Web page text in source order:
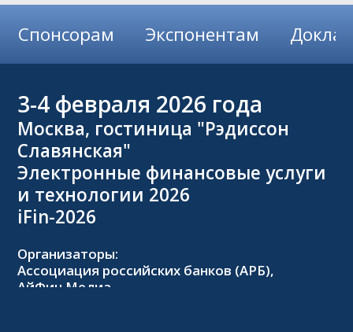
Спонсорам Экспонентам
3-4 февраля 2026 года
Москва, гостиница "Рэдиссон
Славянская"
Электронные финансовые услуги
и технологии 2026
iFin-2026
Организаторы:
Ассоциация российских банков (АРБ),
АйФин Медиа